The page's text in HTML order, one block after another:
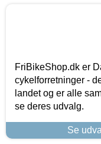
FriBikeShop.dk er
cykelforretninger -
landet og er alle
se deres udvalg.
Se